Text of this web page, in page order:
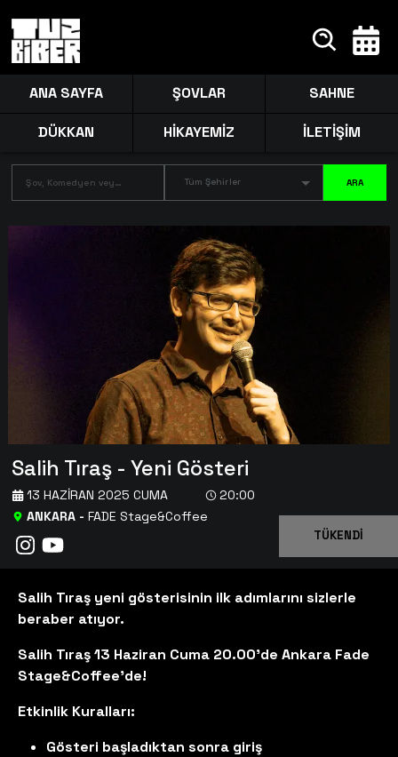
ANA SAYFA ŞOVLAR SAHNE
DÜKKAN HİKAYEMİZ İLETİŞİM
Tüm Şehirler ARA
Salih Tıraş - Yeni Gösteri
ANKARA- FADE Stage&Coffee
13 HAZIRAN 2025 CUMA 20:00
TÜKENDİ
Salih Tıraş yeni gösterisinin ilk adımlarını sizlerle
beraber atıyor.
Salih Tıraş 13 Haziran Cuma 20.00'de Ankara Fade
Stage&Coffee'de!
Etkinlik Kuralları:
Gösteri başladıktan sonra giriş